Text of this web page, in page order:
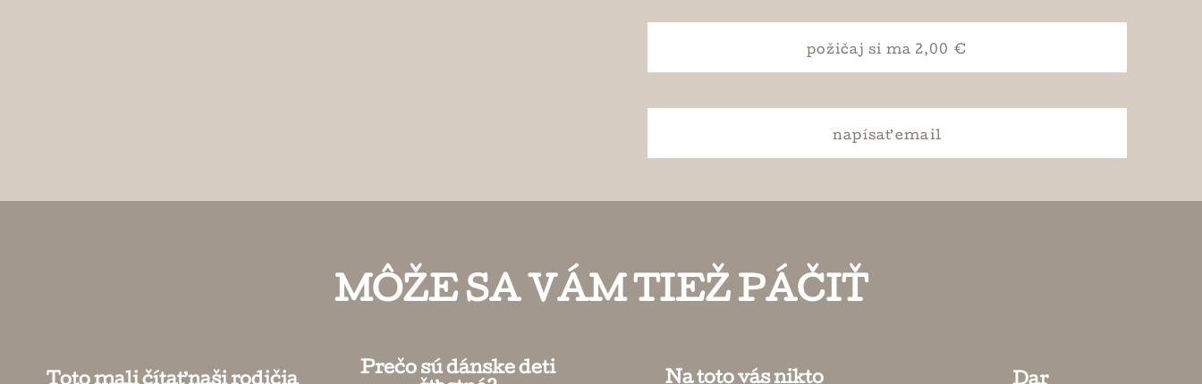
požičaj si ma 2,00 €
napísaťemail
MÔŽE SA VÁM TIEŽ PÁČIŤ
Prečo sú dánske deti
Na toto vás nikto